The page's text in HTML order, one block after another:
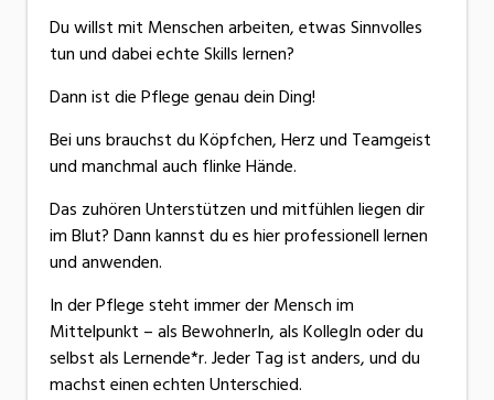
Du willst mit Menschen arbeiten, etwas Sinnvolles
tun und dabei echte Skills lernen?
Dann ist die Pflege genau dein Ding!
Bei uns brauchst du Köpfchen, Herz und Teamgeist
und manchmal auch flinke Hände.
Das zuhören Unterstützen und mitfühlen liegen dir
im Blut? Dann kannst du es hier professionell lernen
und anwenden.
In der Pflege steht immer der Mensch im
Mittelpunkt – als BewohnerIn, als KollegIn oder du
selbst als Lernende*r. Jeder Tag ist anders, und du
machst einen echten Unterschied.